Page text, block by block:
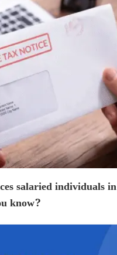
salaried individuals in
know?